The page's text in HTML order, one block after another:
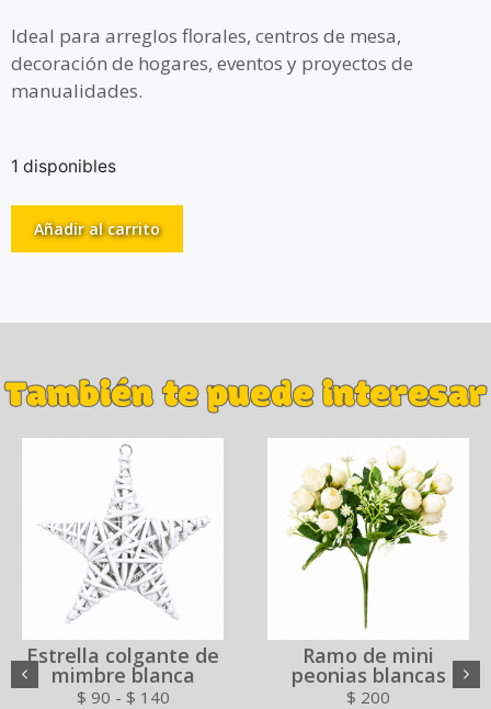
Ideal para arreglos florales, centros de mesa,
decoración de hogares, eventos y proyectos de
manualidades.
1 disponibles
Añadir al carrito
También te puede interesar
Estrella colgante de
mimbre blanca
$ 90 - $ 140
Ramo de mini
peonias blancas
$ 200